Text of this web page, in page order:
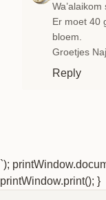
Er moet 40
bloem.
Groetjes
Reply
`);
printWindow.print(); }